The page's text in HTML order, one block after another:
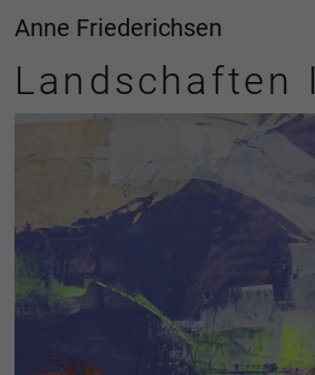
Anne Friederichsen
Landschaften I